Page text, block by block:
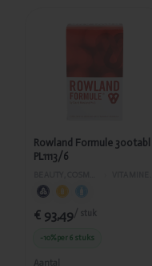
Toegevoegd
PL1113/6
Rowland Formule 300tabl
PL1113/6
€ 93,49/ stuk
-10%per 6 stuks
Aantal